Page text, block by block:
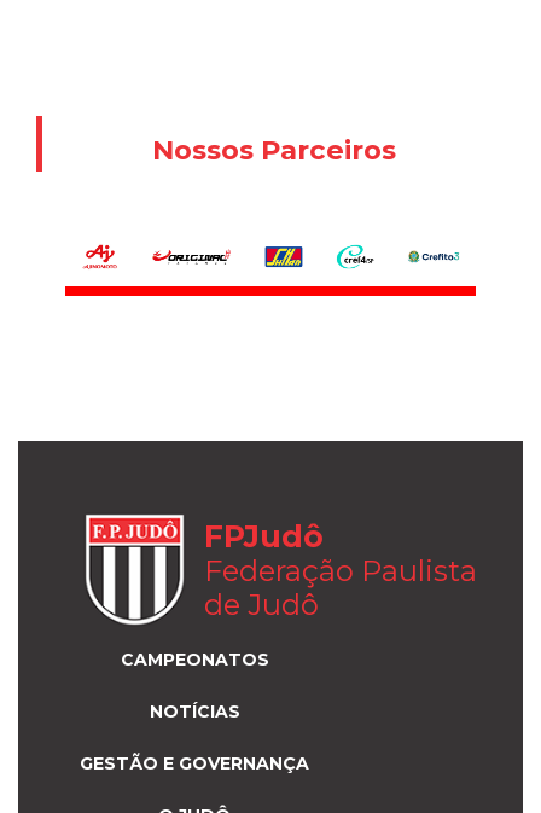
Nossos Parceiros
FPJudô
Federação Paulista
de Judô
CAMPEONATOS
NOTÍCIAS
GESTÃO E GOVERNANÇA